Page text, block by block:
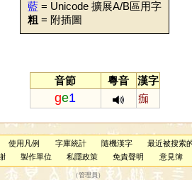
藍 = Unicode 擴展A/B區用字
粗 = 附插圖
音節 粵音 漢字
ge1 痂
使用凡例 字庫統計 隨機漢字
最近被搜索
製作單位 私隱政策 免責聲明 意見簿
（管理員 ）